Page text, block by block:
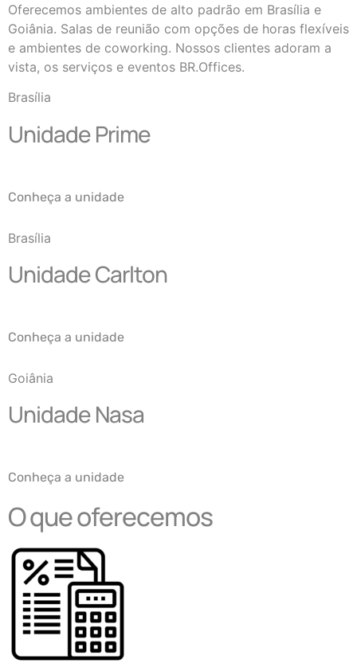
Oferecemos ambientes de alto padrão em Brasília e
Goiânia. Salas de reunião com opções de horas flexíveis
e ambientes de coworking. Nossos clientes adoram a
vista, os serviços e eventos BR.Offices.
Brasília
Unidade Prime
Conheça a unidade
Brasília
Unidade Carlton
Conheça a unidade
Goiânia
Unidade Nasa
Conheça a unidade
O que oferecemos